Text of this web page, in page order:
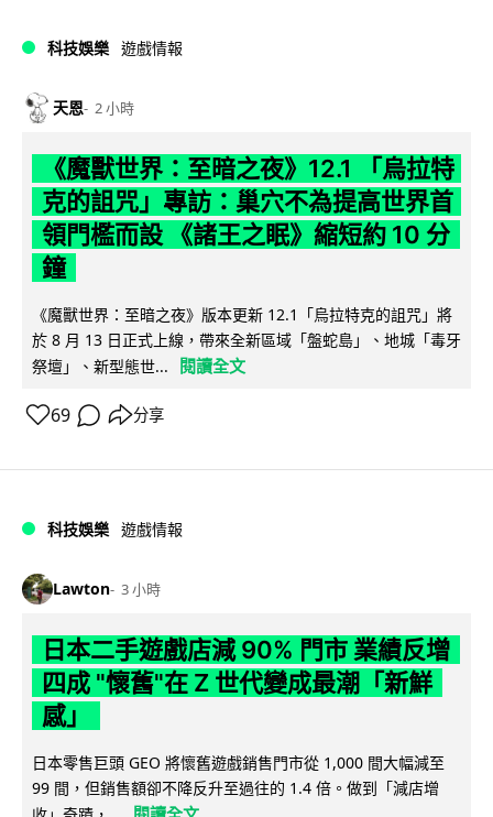
科技娛樂 遊戲情報
天恩 2 小時
《魔獸世界：至暗之夜》12.1 「烏拉特
克的詛咒」專訪：巢穴不為提高世界首
領門檻而設 《諸王之眠》縮短約 10 分
鐘
《魔獸世界：至暗之夜》版本更新 12.1「烏拉特克的詛咒」將
於 8 月 13 日正式上線，帶來全新區域「盤蛇島」、地城「毒牙
祭壇」、新型態世...
閱讀全文
69 分享
科技娛樂 遊戲情報
Lawton 3 小時
日本二手遊戲店減 90% 門市 業績反增
四成 "懷舊"在 Z 世代變成最潮「新鮮
感」
日本零售巨頭 GEO 將懷舊遊戲銷售門市從 1,000 間大幅減至
99 間，但銷售額卻不降反升至過往的 1.4 倍。做到「減店增